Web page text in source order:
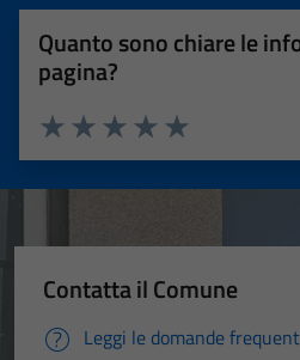
Quanto sono chiare le
pagina?
Valuta 5 stelle
Valuta 4 stelle su 5
Valuta 3 stelle su 5
Valuta 2 stelle su 5
Valuta 1 stelle su 5
Contatta il Comune
Leggi le domande